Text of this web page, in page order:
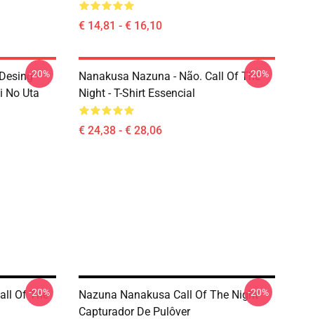
€ 14,81 - € 16,10
-
No Uta
-20%
Nanakusa Nazuna - Não. Call Of The
Night - T-Shirt Essencial
€ 24,38 - € 28,06
-20%
Of The
-20%
Nazuna Nanakusa Call Of The Night
Capturador De Pulôver
-20%